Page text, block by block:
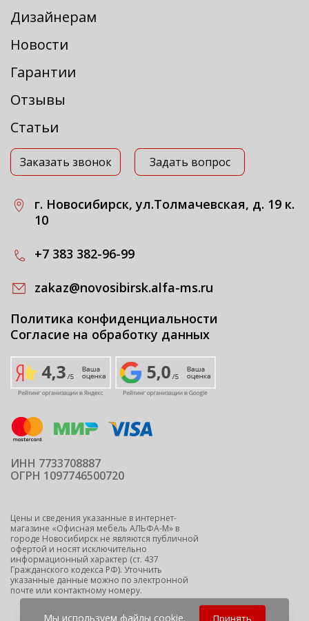
Дизайнерам
Новости
Гарантии
Отзывы
Статьи
Заказать звонок Задать вопрос
г. Новосибирск, ул.Толмачевская, д. 19 к.
10
+7 383 382-96-99
zakaz@novosibirsk.alfa-ms.ru
Политика конфиденциальности
Согласие на обработку данных
ИНН 7733708887
ОГРН 1097746500720
Цены и сведения указанные в интернет-
магазине «Офисная мебель АЛЬФА-М» в
городе Новосибирск не являются публичной
офертой и носят исключительно
информационный характер (ст. 437
Гражданского кодекса РФ). Уточнить
указанные данные можно по электронной
почте или контактному номеру.
Мы используем файлы cookie. Принять